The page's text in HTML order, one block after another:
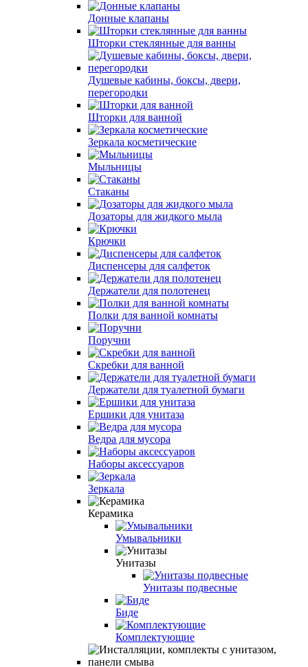
Донные клапаны
Шторки стеклянные для ванны
Душевые кабины, боксы, двери,
перегородки
Шторки для ванной
Зеркала косметические
Мыльницы
Стаканы
Дозаторы для жидкого мыла
Крючки
Диспенсеры для салфеток
Держатели для полотенец
Полки для ванной комнаты
Поручни
Скребки для ванной
Держатели для туалетной бумаги
Ершики для унитаза
Ведра для мусора
Наборы аксессуаров
Зеркала
Керамика
Умывальники
Унитазы
Унитазы подвесные
Биде
Комплектующие